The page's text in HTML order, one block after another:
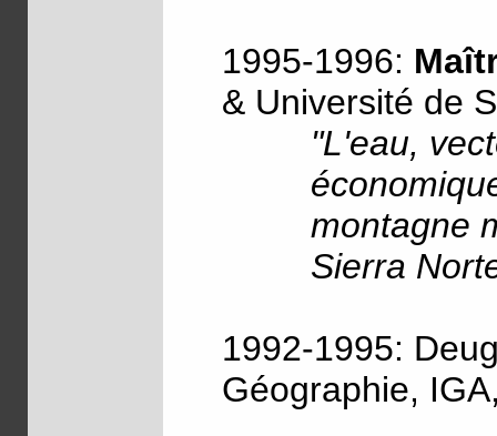
1995-1996:
& Université de
"L'eau,
montagne
Sierra
1992-1995:
Géographie,